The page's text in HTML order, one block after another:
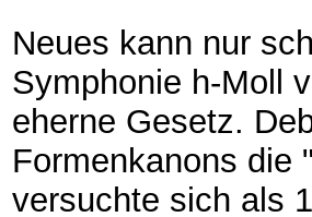
Neues kann nur
Symphonie h‑Moll
eherne Gesetz.
Formenkanons die
versuchte sich als